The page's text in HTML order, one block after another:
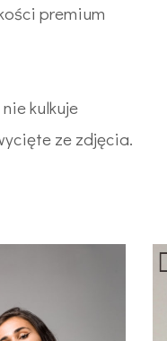
premium
kulkuje
ze zdjęcia.